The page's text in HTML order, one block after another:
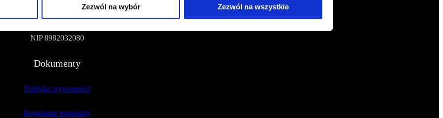
Zezwól na wybór Zezwól na wszystkie
NIP 8982032080
Dokumenty
Polityka prywatności
Regulamin sprzedaży